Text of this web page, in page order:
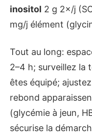
inositol 2 g 2×/j
mg/j élément
Tout au long:
2–4 h; surveillez la
êtes équipé;
rebond
(glycémie à jeun,
sécurise la